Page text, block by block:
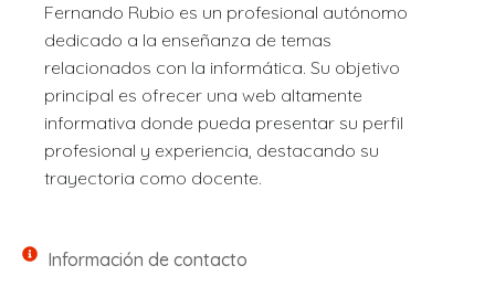
Fernando Rubio es un profesional autónomo
dedicado a la enseñanza de temas
relacionados con la informática. Su objetivo
principal es ofrecer una web altamente
informativa donde pueda presentar su perfil
profesional y experiencia, destacando su
trayectoria como docente.
Información de contacto